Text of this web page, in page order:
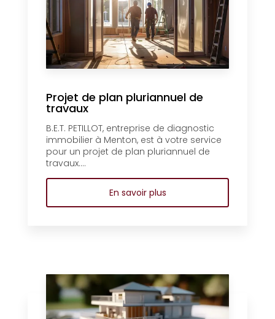
Projet de plan pluriannuel de
travaux
B.E.T. PETILLOT, entreprise de diagnostic
immobilier à Menton, est à votre service
pour un projet de plan pluriannuel de
travaux....
En savoir plus